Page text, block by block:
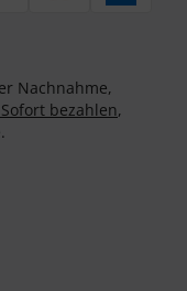
Nachnahme,
bezahlen,